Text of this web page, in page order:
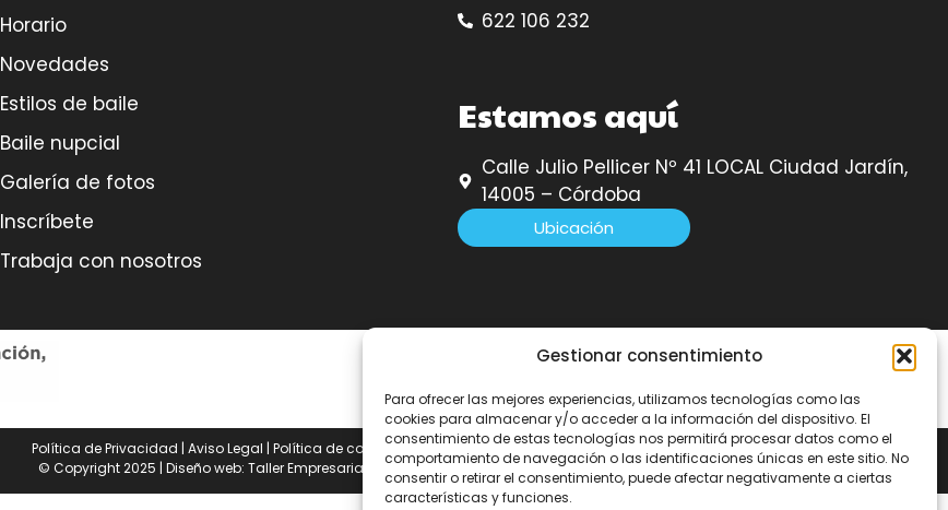
Gestionar consentimiento
Para ofrecer las mejores experiencias, utilizamos tecnologías como las
cookies para almacenar y/o acceder a la información del dispositivo. El
consentimiento de estas tecnologías nos permitirá procesar datos como el
comportamiento de navegación o las identificaciones únicas en este sitio. No
consentir o retirar el consentimiento, puede afectar negativamente a ciertas
características y funciones.
Horario
Novedades
Estilos de baile
Baile nupcial
Galería de fotos
Inscríbete
Trabaja con nosotros
622 106 232
Estamos aquí
Calle Julio Pellicer Nº 41 LOCAL Ciudad Jardín,
14005 – Córdoba
Ubicación
Política de Privacidad | Aviso Legal | Política de cookies
© Copyright 2025 | Diseño web: Taller Empresarial 2.0